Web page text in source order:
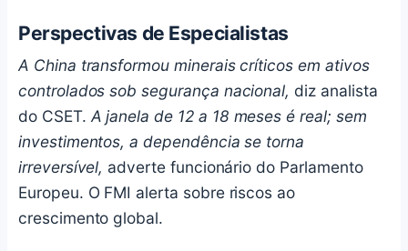
Perspectivas de Especialistas
A China transformou minerais críticos em ativos
controlados sob segurança nacional, diz analista
do CSET. A janela de 12 a 18 meses é real; sem
investimentos, a dependência se torna
irreversível, adverte funcionário do Parlamento
Europeu. O FMI alerta sobre riscos ao
crescimento global.